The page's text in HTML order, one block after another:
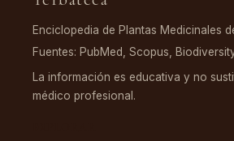
Enciclopedia de Plantas Medicinales
Fuentes: PubMed, Scopus,
La información es educativa y no
médico profesional.